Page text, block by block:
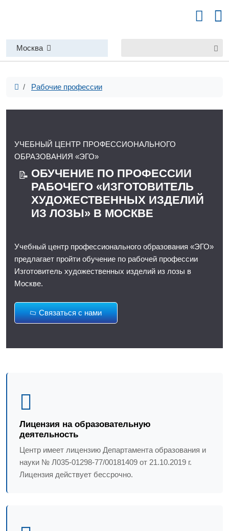
Москва
Рабочие профессии
УЧЕБНЫЙ ЦЕНТР ПРОФЕССИОНАЛЬНОГО
ОБРАЗОВАНИЯ «ЭГО»
📝 ОБУЧЕНИЕ ПО ПРОФЕССИИ
РАБОЧЕГО «ИЗГОТОВИТЕЛЬ
ХУДОЖЕСТВЕННЫХ ИЗДЕЛИЙ
ИЗ ЛОЗЫ» В МОСКВЕ
Учебный центр профессионального образования «ЭГО»
предлагает пройти обучение по рабочей профессии
Изготовитель художественных изделий из лозы в
Москве.
Связаться с нами
Лицензия на образовательную
деятельность
Центр имеет лицензию Департамента образования и
науки № Л035-01298-77/00181409 от 21.10.2019 г.
Лицензия действует бессрочно.